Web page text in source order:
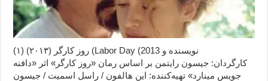
روز کارگر (۲۰۱۳) (۱) (Labor Day (2013 نویسنده و
کارگردان: جیسون رایتمن بر اساس رمان «روز کارگر» اثر «دافنه
جویس مینارد» تهیه‌کننده: این هالفون / راسل اسمیت / جیسون